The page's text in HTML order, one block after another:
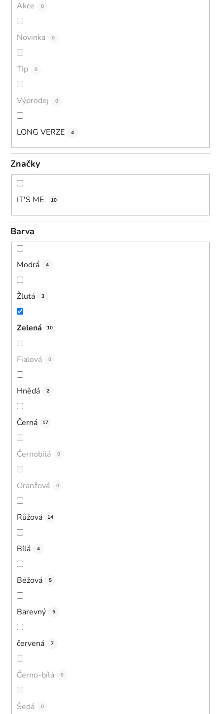
Akce 0
Novinka 0
Tip 0
Výprodej 0
LONG VERZE 4
Značky
IT'S ME 10
Barva
Modrá 4
Žlutá 3
Zelená 10
Fialová 0
Hnědá 2
Černá 17
Černobílá 0
Oranžová 0
Růžová 14
Bílá 4
Béžová 5
Barevný 5
červená 7
Černo-bílá 0
Šedá 0